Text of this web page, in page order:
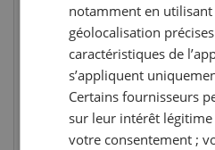
Galettes de lupin au
EN
notamment en utilisant
géolocalisation
caractéristiques de
s’appliquent
Certains fournisseurs
sur leur intérêt
votre consentement ;